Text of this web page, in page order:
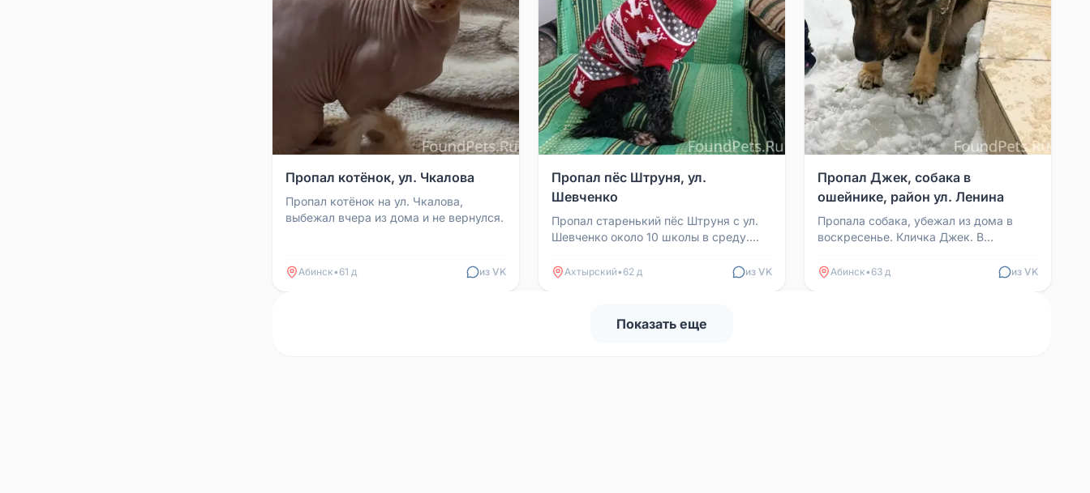
Пропал котёнок, ул. Чкалова
Пропал котёнок на ул. Чкалова,
выбежал вчера из дома и не вернулся.
Абинск•61 д из VK
Пропал пёс Штруня, ул.
Шевченко
Пропал старенький пёс Штруня с ул.
Шевченко около 10 школы в среду.
придержите. Вознаграждени...
Ахтырский•62 д из VK
Пропал Джек, собака в
ошейнике, район ул. Ленина
Пропала собака, убежал из дома в
воскресенье. Кличка Джек. В
Абинск•63 д из VK
Показать еще